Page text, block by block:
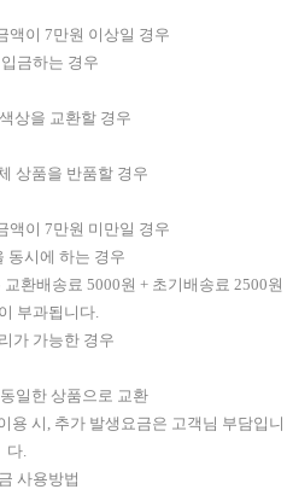
액이 7만원 이상일 경우
금하는 경우
상을 교환할 경우
상품을 반품할 경우
액이 7만원 미만일 경우
동시에 하는 경우
환배송료 5000원 + 초기배송료 2500원
부과됩니다.
가 가능한 경우
일한 상품으로 교환
용 시, 추가 발생요금은 고객님 부담입니
다.
사용방법